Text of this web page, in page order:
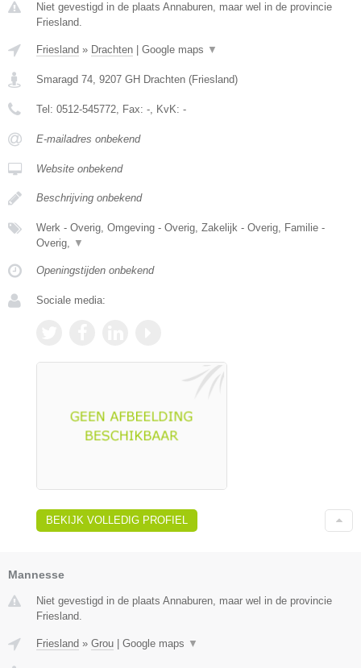
Niet gevestigd in de plaats Annaburen, maar wel in de provincie
Friesland.
Friesland » Drachten Google maps ▼
Smaragd 74, 9207 GH Drachten (Friesland)
Tel: 0512-545772, Fax: -, KvK: -
E-mailadres onbekend
Website onbekend
Beschrijving onbekend
Werk - Overig, Omgeving - Overig, Zakelijk - Overig, Familie -
Overig, ▼
Openingstijden onbekend
Sociale media:
BEKIJK VOLLEDIG PROFIEL
Mannesse
Niet gevestigd in de plaats Annaburen, maar wel in de provincie
Friesland.
Friesland » Grou Google maps ▼